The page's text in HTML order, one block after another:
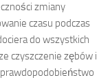
zmiany
czasu podczas
do wszystkich
czyszczenie zębów i
prawdopodobieństwo